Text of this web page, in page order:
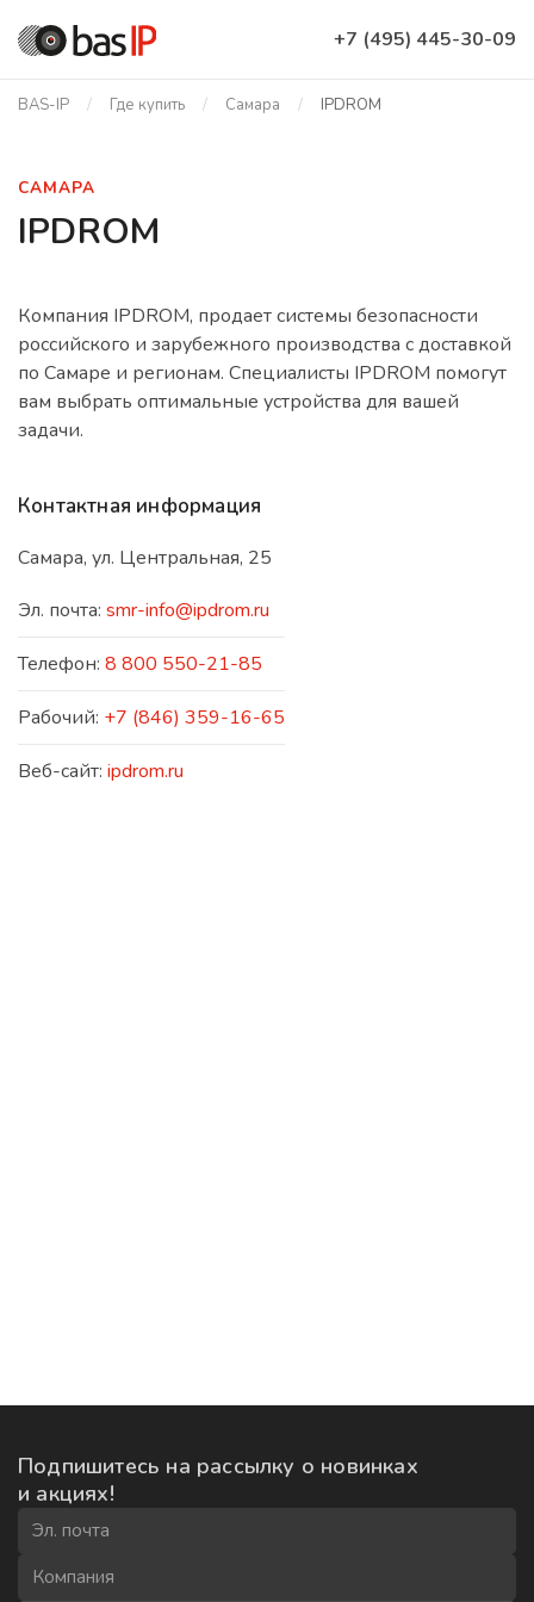
+7 (495) 445-30-09
BAS-IP Где купить Самара IPDROM
САМАРА
IPDROM
Компания IPDROM, продает системы безопасности
российского и зарубежного производства с доставкой
по Самаре и регионам. Специалисты IPDROM помогут
вам выбрать оптимальные устройства для вашей
задачи.
Контактная информация
Самара, ул. Центральная, 25
Эл. почта: smr-info@ipdrom.ru
Телефон: 8 800 550-21-85
Рабочий: +7 (846) 359-16-65
Веб-сайт: ipdrom.ru
Подпишитесь на рассылку о новинках
и акциях!